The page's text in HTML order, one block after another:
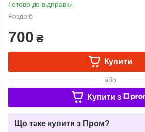
Готово до відправки
Роздріб
700 ₴
Купити
або
Купити з
Що таке купити з Пром?